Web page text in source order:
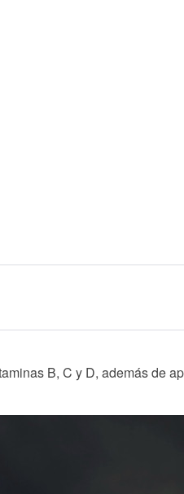
B, C y D, además de